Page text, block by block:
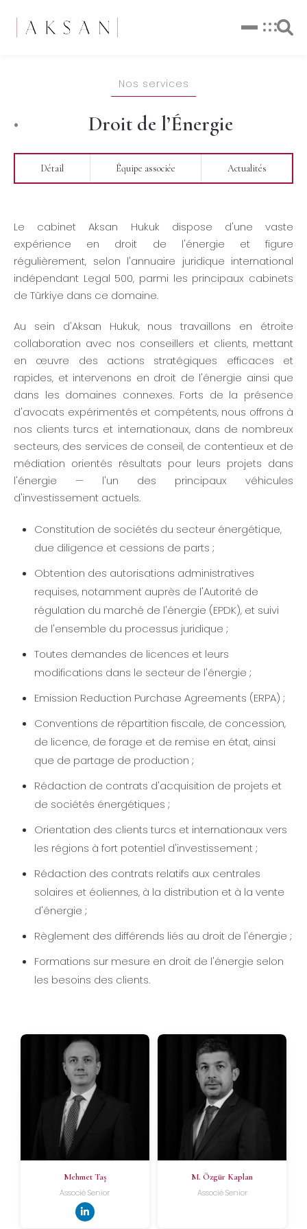
Nos services
Droit de l’Énergie
Détail Équipe associée Actualités
Le cabinet Aksan Hukuk dispose d'une vaste
expérience en droit de l'énergie et figure
régulièrement, selon l'annuaire juridique international
indépendant Legal 500, parmi les principaux cabinets
de Türkiye dans ce domaine.
Au sein d'Aksan Hukuk, nous travaillons en étroite
collaboration avec nos conseillers et clients, mettant
en œuvre des actions stratégiques efficaces et
rapides, et intervenons en droit de l'énergie ainsi que
dans les domaines connexes. Forts de la présence
d'avocats expérimentés et compétents, nous offrons à
nos clients turcs et internationaux, dans de nombreux
secteurs, des services de conseil, de contentieux et de
médiation orientés résultats pour leurs projets dans
l'énergie — l'un des principaux véhicules
d'investissement actuels.
Constitution de sociétés du secteur énergétique,
due diligence et cessions de parts ;
Obtention des autorisations administratives
requises, notamment auprès de l'Autorité de
régulation du marché de l'énergie (EPDK), et suivi
de l'ensemble du processus juridique ;
Toutes demandes de licences et leurs
modifications dans le secteur de l'énergie ;
Emission Reduction Purchase Agreements (ERPA) ;
Conventions de répartition fiscale, de concession,
de licence, de forage et de remise en état, ainsi
que de partage de production ;
Rédaction de contrats d'acquisition de projets et
de sociétés énergétiques ;
Orientation des clients turcs et internationaux vers
les régions à fort potentiel d'investissement ;
Rédaction des contrats relatifs aux centrales
solaires et éoliennes, à la distribution et à la vente
d'énergie ;
Règlement des différends liés au droit de l'énergie ;
Formations sur mesure en droit de l'énergie selon
les besoins des clients.
Mehmet Taş
Associé Senior
M. Özgür Kaplan
Associé Senior